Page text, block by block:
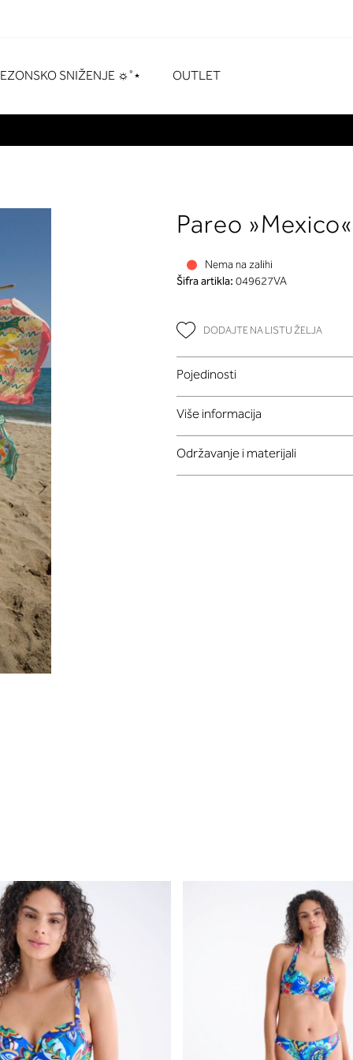
SNIŽENJE ☼˚⋆ OUTLET
Pareo »Mexico«
Nema na zalihi
Šifra artikla: 049627VA
DODAJTE NA LISTU ŽELJA
Pojedinosti
Više informacija
Održavanje i materijali